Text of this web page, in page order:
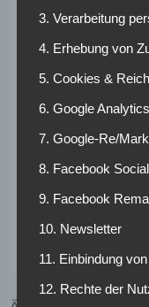
Jedenfalls (noch)
League. Besonders
nennen – ja es war
Dortmund letzten
ABER:
Keine Tore –
3. Verarbeitung
4. Erhebung von
5. Cookies &
6. Google Analytics
7. Google-Re/
8. Facebook
9. Facebook
10. Newsletter
11. Einbindung
12. Rechte der